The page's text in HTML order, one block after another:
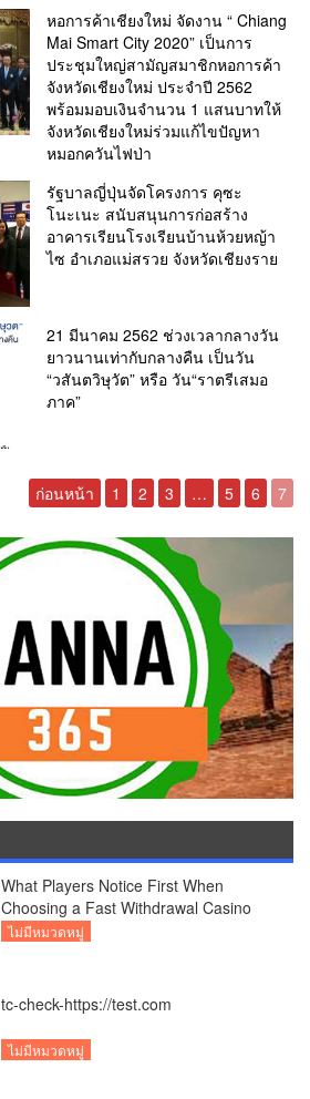
หอการค้าเชียงใหม่ จัดงาน “ Chiang
Mai Smart City 2020” เป็นการ
ประชุมใหญ่สามัญสมาชิกหอการค้า
จังหวัดเชียงใหม่ ประจำปี 2562
พร้อมมอบเงินจำนวน 1 แสนบาทให้
จังหวัดเชียงใหม่ร่วมแก้ไขปัญหา
หมอกควันไฟป่า
รัฐบาลญี่ปุ่นจัดโครงการ คุซะ
โนะเนะ สนับสนุนการก่อสร้าง
อาคารเรียนโรงเรียนบ้านห้วยหญ้า
ไซ อำเภอแม่สรวย จังหวัดเชียงราย
21 มีนาคม 2562 ช่วงเวลากลางวัน
ยาวนานเท่ากับกลางคืน เป็นวัน
“วสันตวิษุวัต” หรือ วัน“ราตรีเสมอ
ภาค”
ก่อนหน้า 1 2 3 … 5 6 7
What Players Notice First When
Choosing a Fast Withdrawal Casino
UK
ไม่มีหมวดหมู่
tc-check-https://test.com
ไม่มีหมวดหมู่